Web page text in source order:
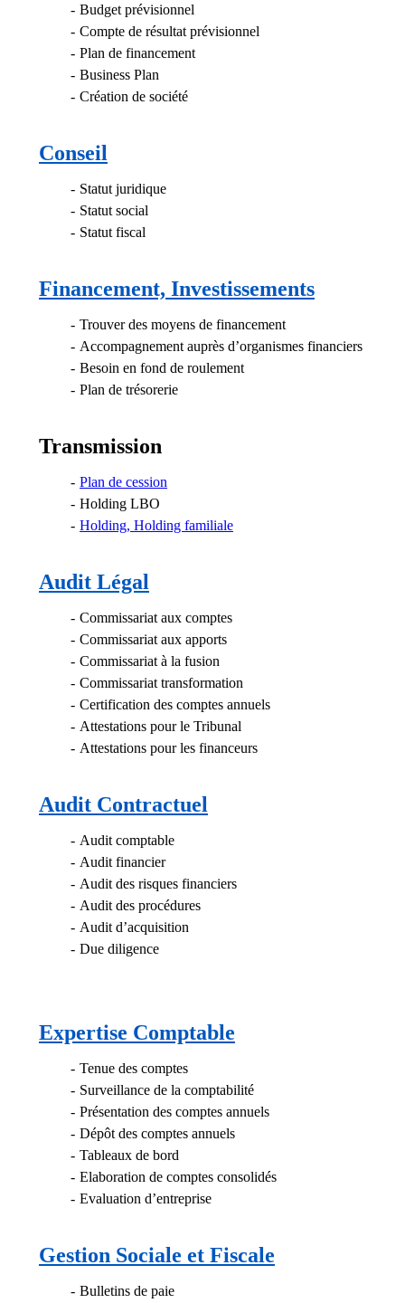
Budget prévisionnel
Compte de résultat prévisionnel
Plan de financement
Business Plan
Création de société
Conseil
Statut juridique
Statut social
Statut fiscal
Financement, Investissements
Trouver des moyens de financement
Accompagnement auprès d’organismes financiers
Besoin en fond de roulement
Plan de trésorerie
Transmission
Plan de cession
Holding LBO
Holding, Holding familiale
Audit Légal
Commissariat aux comptes
Commissariat aux apports
Commissariat à la fusion
Commissariat transformation
Certification des comptes annuels
Attestations pour le Tribunal
Attestations pour les financeurs
Audit Contractuel
Audit comptable
Audit financier
Audit des risques financiers
Audit des procédures
Audit d’acquisition
Due diligence
Expertise Comptable
Tenue des comptes
Surveillance de la comptabilité
Présentation des comptes annuels
Dépôt des comptes annuels
Tableaux de bord
Elaboration de comptes consolidés
Evaluation d’entreprise
Gestion Sociale et Fiscale
Bulletins de paie